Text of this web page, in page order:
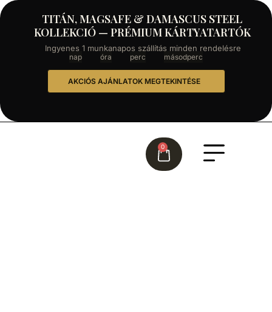
TITÁN, MAGSAFE & DAMASCUS STEEL
KOLLEKCIÓ — PRÉMIUM KÁRTYATARTÓK
Ingyenes 1 munkanapos szállítás minden rendelésre
nap óra perc másodperc
AKCIÓS AJÁNLATOK MEGTEKINTÉSE
0